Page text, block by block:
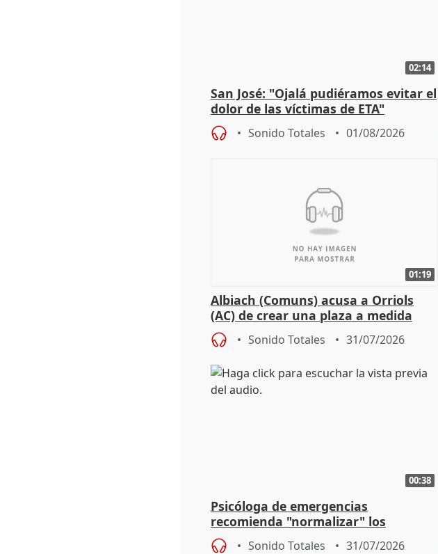
02:14
San José: "Ojalá pudiéramos evitar el
dolor de las víctimas de ETA"
Sonido Totales 01/08/2026
01:19
Albiach (Comuns) acusa a Orriols
(AC) de crear una plaza a medida
para su hija en Ripoll (Girona)
Sonido Totales 31/07/2026
00:38
Psicóloga de emergencias
recomienda "normalizar" los
síntomas tras sufrir un incendio
Sonido Totales 31/07/2026